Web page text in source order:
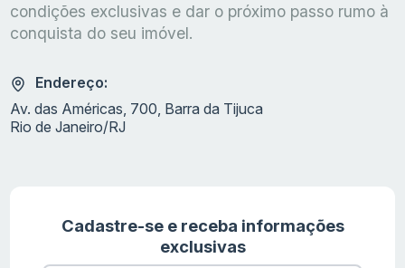
condições exclusivas e dar o próximo passo rumo à
conquista do seu imóvel.
Endereço:
Av. das Américas, 700, Barra da Tijuca
Rio de Janeiro/RJ
Cadastre-se e receba informações
exclusivas